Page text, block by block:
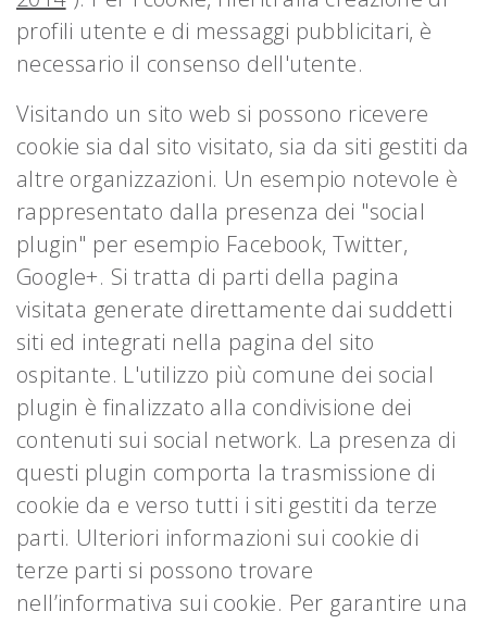
profili utente e di messaggi pubblicitari, è
necessario il consenso dell'utente.
Visitando un sito web si possono ricevere
cookie sia dal sito visitato, sia da siti gestiti da
altre organizzazioni. Un esempio notevole è
rappresentato dalla presenza dei "social
plugin" per esempio Facebook, Twitter,
Google+. Si tratta di parti della pagina
visitata generate direttamente dai suddetti
siti ed integrati nella pagina del sito
ospitante. L'utilizzo più comune dei social
plugin è finalizzato alla condivisione dei
contenuti sui social network. La presenza di
questi plugin comporta la trasmissione di
cookie da e verso tutti i siti gestiti da terze
parti. Ulteriori informazioni sui cookie di
terze parti si possono trovare
nell’informativa sui cookie. Per garantire una